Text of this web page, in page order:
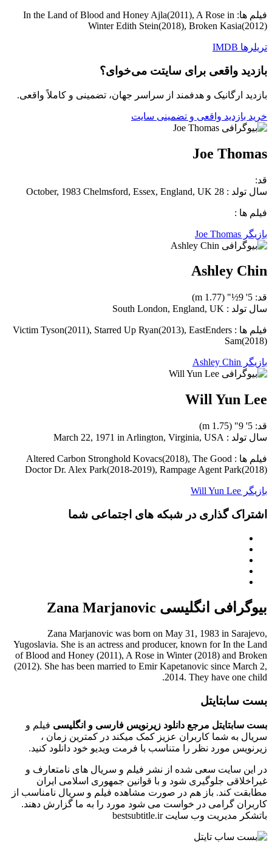
فیلم ها: In the Land of Blood and Honey Ajla(2011), A Rose in
Winter Edith Stein(2018), Broken Kasia(2012)
تریلرها IMDB
بازدید واقعی برای سایتت می‌خوای؟
بازدید ارگانیک و هدفمند از سراسر جهان، تضمینی و کاملاً واقعی.
خرید بازدید واقعی و تضمینی سایت
Joe Thomas
قد:
سال تولد : 28 October, 1983 Chelmsford, Essex, England, UK
فیلم ها :
بازیگر Joe Thomas
Ashley Chin
قد: 5' 9½" (1.77 m)
سال تولد : South London, England, UK
فیلم ها : Victim Tyson(2011), Starred Up Ryan(2013), EastEnders
Sam(2018)
بازیگر Ashley Chin
Will Yun Lee
قد: 5' 9" (1.75 m)
سال تولد : March 22, 1971 in Arlington, Virginia, USA
فیلم ها : Altered Carbon Stronghold Kovacs(2018), The Good
Doctor Dr. Alex Park(2018-2019), Rampage Agent Park(2018)
بازیگر Will Yun Lee
اشتراک گذاری در شبکه های اجتماعی شما
بیوگرافی انگلیسی Zana Marjanovic
Zana Marjanovic was born on May 31, 1983 in Sarajevo,
Yugoslavia. She is an actress and producer, known for In the Land
of Blood and Honey (2011), A Rose in Winter (2018) and Broken
(2012). She has been married to Emir Kapetanovic since March 2,
2014. They have one child.
بست سابتایتل
بست سابتایتل مرجع دانلود زیرنویس فارسی و انگلیسی فیلم و
سریال به شما کاربران عزیز کمک میکند در کمترین زمان ،
زیرنویس مورد نظر را متناسب با فرمت ویدیو خود دانلود کنید.
در این سایت سعی شده از نشر فیلم و سریال های نامتعارف و
غیراخلاقی جلوگیری شود و با قوانین جمهوری اسلامی ایران
مطابقت کند. باز هم در صورت مشاهده فیلم و سریال نامناسب از
کاربران گرامی در خواست می شود مورد را به ما گزارش دهند.
باتشکر مدیریت وب سایت bestsubtitle.ir